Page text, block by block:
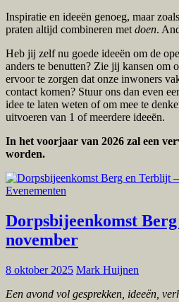
Inspiratie en ideeën genoeg, maar
praten altijd combineren met doen.
Heb jij zelf nu goede ideeën om de
anders te benutten? Zie jij kansen om
ervoor te zorgen dat onze inwoners
contact komen? Stuur ons dan even
idee te laten weten of om mee te
uitvoeren van 1 of meerdere ideeën.
In het voorjaar van 2026 zal een
worden.
Evenementen
Dorpsbijeenkomst
november
8 oktober 2025 Mark Huijnen
Een avond vol gesprekken, ideeën,